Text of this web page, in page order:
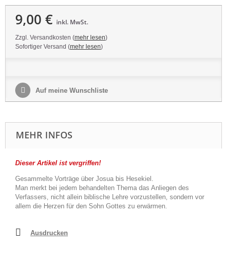
9,00 € inkl. MwSt.
Zzgl. Versandkosten (mehr lesen)
Sofortiger Versand (mehr lesen)
Auf meine Wunschliste
MEHR INFOS
Dieser Artikel ist vergriffen!
Gesammelte Vorträge über Josua bis Hesekiel.
Man merkt bei jedem behandelten Thema das Anliegen des
Verfassers, nicht allein biblische Lehre vorzustellen, sondern vor
allem die Herzen für den Sohn Gottes zu erwärmen.
Ausdrucken